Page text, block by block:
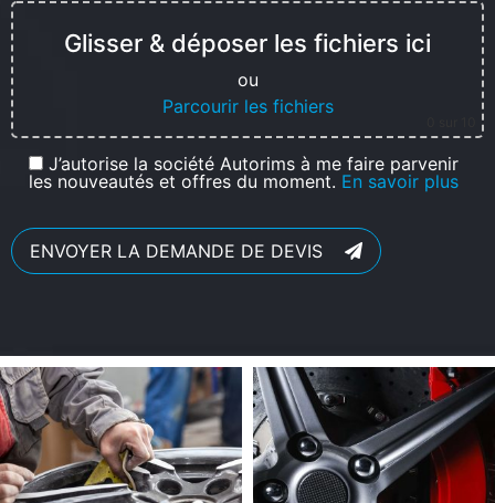
Glisser & déposer les fichiers ici
ou
Parcourir les fichiers
J’autorise la société Autorims à me faire parvenir
les nouveautés et offres du moment. En savoir plus
ENVOYER LA DEMANDE DE DEVIS